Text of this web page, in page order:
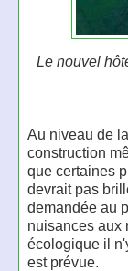
Le nouvel
Au niveau de
construction
que certaines
devrait pas
demandée au
nuisances aux
écologique il
est prévue.